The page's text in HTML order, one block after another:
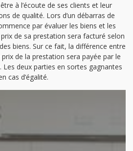
à l’écoute de ses clients et leur
de qualité. Lors d’un débarras de
par évaluer les biens et les
de sa prestation sera facturé selon
biens. Sur ce fait, la différence entre
de la prestation sera payée par le
Les deux parties en sortes gagnantes
cas d’égalité.